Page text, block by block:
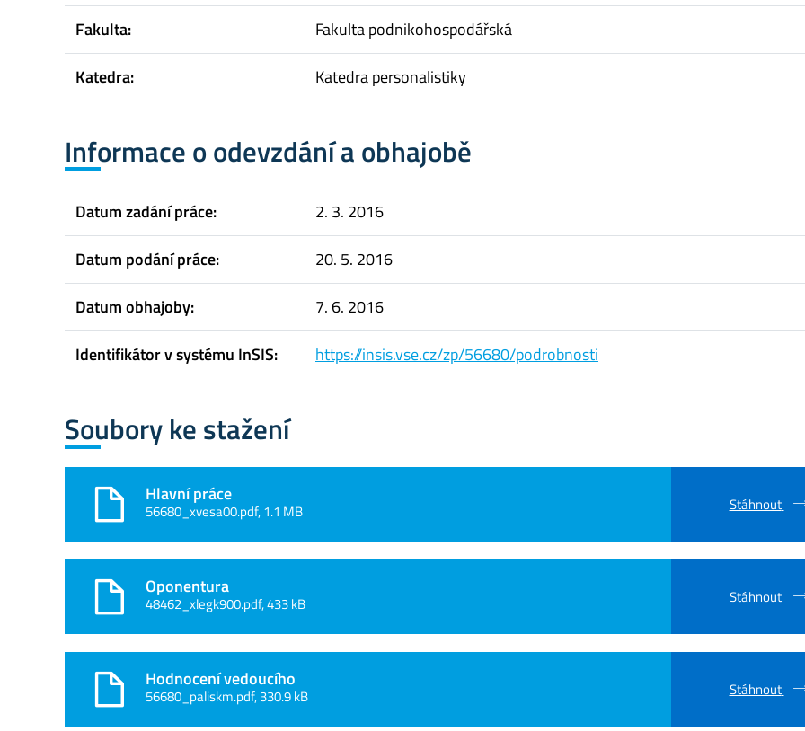
Fakulta:
Fakulta podnikohospodářská
Katedra:
Katedra personalistiky
Informace o odevzdání a obhajobě
Datum zadání práce:
2. 3. 2016
Datum podání práce:
20. 5. 2016
Datum obhajoby:
7. 6. 2016
Identifikátor v systému InSIS:
https://insis.vse.cz/zp/56680/podrobnosti
Soubory ke stažení
Hlavní práce
56680_xvesa00.pdf, 1.1 MB Stáhnout
Oponentura
48462_xlegk900.pdf, 433 kB Stáhnout
Hodnocení vedoucího
56680_paliskm.pdf, 330.9 kB Stáhnout